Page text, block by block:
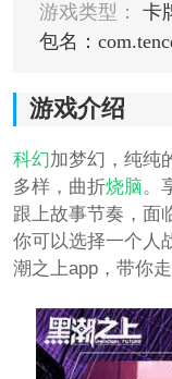
游戏类型：
卡
包名：
游戏介绍
科幻加梦幻，纯纯
多样，曲折烧脑。
跟上故事节奏，面
你可以选择一个人
潮之上app，带你